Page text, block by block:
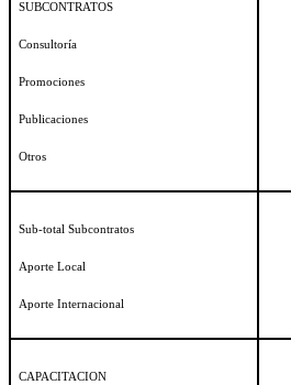
SUBCONTRATOS
Consultoría
Promociones
Publicaciones
Otros
Sub-total Subcontratos
Aporte Local
Aporte Internacional
CAPACITACION